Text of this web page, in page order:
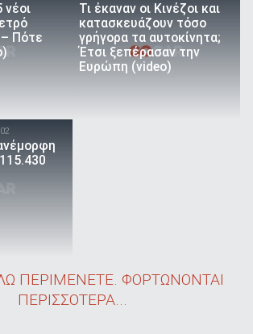
νέοι
Πότε
Τι έκαναν οι Κινέζοι και
κατασκευάζουν τόσο
γρήγορα τα αυτοκίνητα;
Έτσι ξεπέρασαν την
Ευρώπη (video)
ΠΕΡΙΜΕΝΕΤΕ. ΦΟΡΤΩΝΟΝΤΑΙ
ΠΕΡΙΣΣΟΤΕΡΑ...